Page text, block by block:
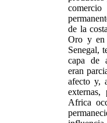
de la
Oro y en
Senegal,
capa de
eran
afecto y,
Africa